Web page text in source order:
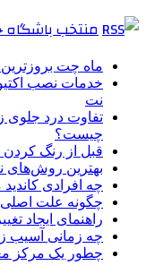
منتخب باشگاه
ماه چت
خدمات نصب
نت
تفاوت درد جلوی
چیست؟
قبل از رنگ کردن
بهترین روش‌های
چه افرادی
چگونه علت اصلی
راهنمای ایجاد
چه زمانی آسیب
چطور یک مرکز